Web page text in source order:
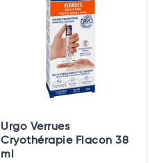
Urgo Verrues
Cryothérapie Flacon 38
ml